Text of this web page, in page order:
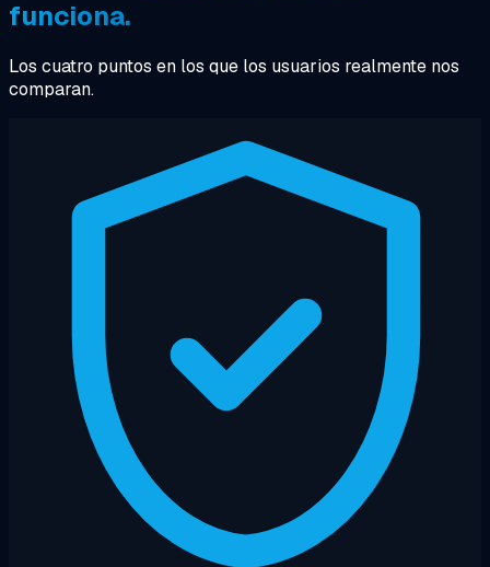
funciona.
Los cuatro puntos en los que los usuarios realmente nos
comparan.